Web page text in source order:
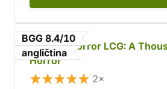
BGG 8.4/10
angličtina
Arkham Horror LCG: A
Horror
2×